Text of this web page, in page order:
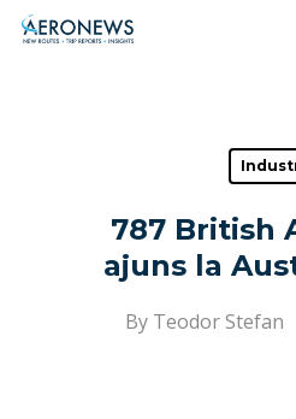
Hit enter to search or
787 British
ajuns la
By Teodor Stefan